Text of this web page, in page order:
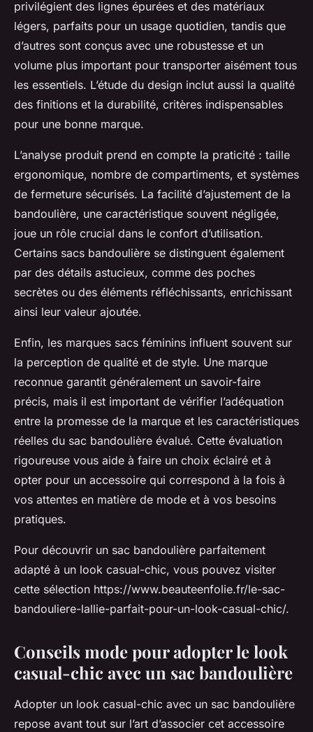
privilégient des lignes épurées et des matériaux
légers, parfaits pour un usage quotidien, tandis que
d’autres sont conçus avec une robustesse et un
volume plus important pour transporter aisément tous
les essentiels. L’étude du design inclut aussi la qualité
des finitions et la durabilité, critères indispensables
pour une bonne marque.
L’analyse produit prend en compte la praticité : taille
ergonomique, nombre de compartiments, et systèmes
de fermeture sécurisés. La facilité d’ajustement de la
bandoulière, une caractéristique souvent négligée,
joue un rôle crucial dans le confort d’utilisation.
Certains sacs bandoulière se distinguent également
par des détails astucieux, comme des poches
secrètes ou des éléments réfléchissants, enrichissant
ainsi leur valeur ajoutée.
Enfin, les marques sacs féminins influent souvent sur
la perception de qualité et de style. Une marque
reconnue garantit généralement un savoir-faire
précis, mais il est important de vérifier l’adéquation
entre la promesse de la marque et les caractéristiques
réelles du sac bandoulière évalué. Cette évaluation
rigoureuse vous aide à faire un choix éclairé et à
opter pour un accessoire qui correspond à la fois à
vos attentes en matière de mode et à vos besoins
pratiques.
Pour découvrir un sac bandoulière parfaitement
adapté à un look casual-chic, vous pouvez visiter
cette sélection https://www.beauteenfolie.fr/le-sac-
bandouliere-lallie-parfait-pour-un-look-casual-chic/.
Conseils mode pour adopter le look
casual-chic avec un sac bandoulière
Adopter un look casual-chic avec un sac bandoulière
repose avant tout sur l’art d’associer cet accessoire